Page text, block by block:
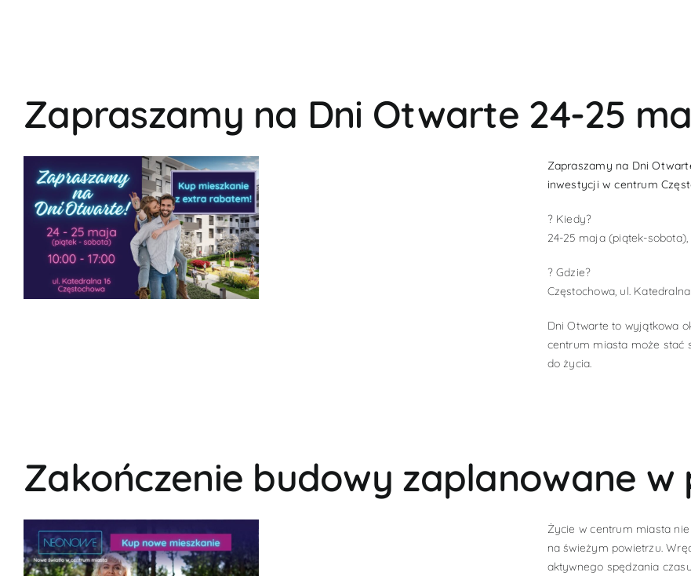
Zapraszamy na Dni Otwarte 24-25
Zapraszamy na Dni
inwestycji w centrum
? Kiedy?
24-25 maja (piątek-sobota),
? Gdzie?
Częstochowa, ul. Katedralna
Dni Otwarte to wyjątkowa
centrum miasta może stać
do życia.
Zakończenie budowy zaplanowane w
Życie w centrum miasta
na świeżym powietrzu.
aktywnego spędzania